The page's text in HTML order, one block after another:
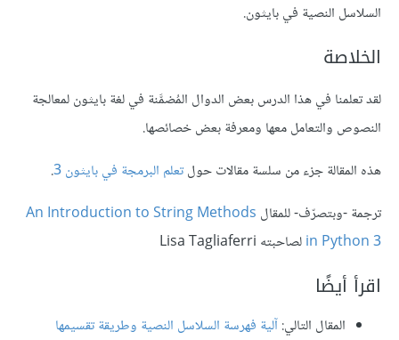
السلاسل النصية في بايثون.
الخلاصة
لقد تعلمنا في هذا الدرس بعض الدوال المُضمَّنة في لغة بايثون لمعالجة
النصوص والتعامل معها ومعرفة بعض خصائصها.
هذه المقالة جزء من سلسة مقالات حولتعلم البرمجة في بايثون 3 .
ترجمة -وبتصرّف- للمقال An Introduction to String Methods
in Python 3لصاحبته Lisa Tagliaferri
اقرأ أيضًا
المقال التالي:آلية فهرسة السلاسل النصية وطريقة تقسيمها